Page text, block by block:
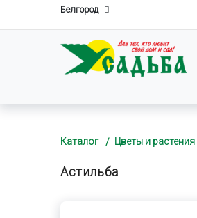
Белгород
Каталог Цветы и растения
Астильба